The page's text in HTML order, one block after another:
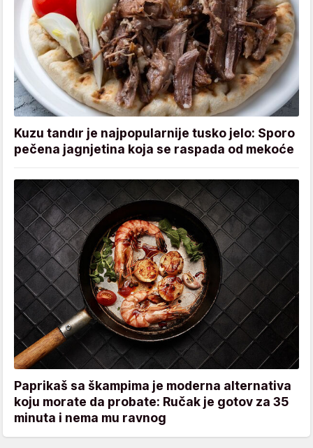
Kuzu tandır je najpopularnije tusko jelo: Sporo
pečena jagnjetina koja se raspada od mekoće
Paprikaš sa škampima je moderna alternativa
koju morate da probate: Ručak je gotov za 35
minuta i nema mu ravnog